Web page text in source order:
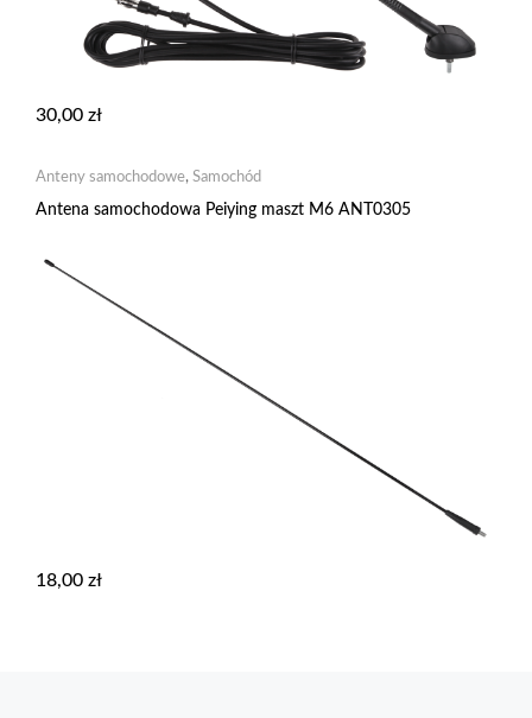
30,00 zł
Anteny samochodowe, Samochód
Antena samochodowa Peiying maszt M6 ANT0305
18,00 zł